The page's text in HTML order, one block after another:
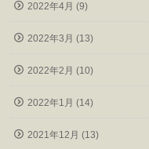
2022年4月 (9)
2022年3月 (13)
2022年2月 (10)
2022年1月 (14)
2021年12月 (13)